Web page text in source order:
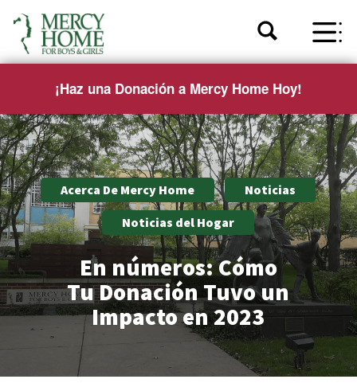
¡Haz una Donación a Mercy Home Hoy!
Acerca De Mercy Home Noticias
Noticias del Hogar
En números: Cómo
Tu Donación Tuvo un
Impacto en 2023